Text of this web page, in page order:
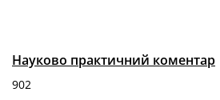
Науково практичний коментар
902